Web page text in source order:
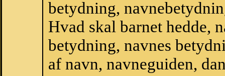
betydning,
Hvad skal barnet hedde,
betydning, navnes
af navn, navneguiden,